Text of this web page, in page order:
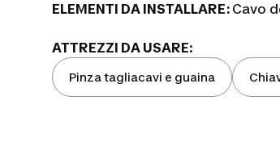
ELEMENTI DA INSTALLARE: Cavo
ATTREZZI DA USARE:
Pinza tagliacavi e guaina